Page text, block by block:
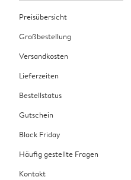
Preisübersicht
Großbestellung
Versandkosten
Lieferzeiten
Bestellstatus
Gutschein
Black Friday
Häufig gestellte Fragen
Kontakt